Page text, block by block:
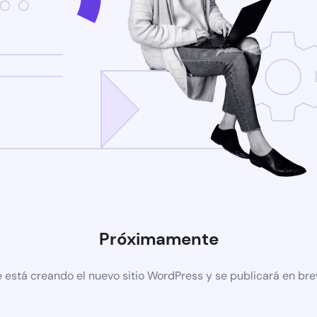
Próximamente
está creando el nuevo sitio WordPress y se publicará en